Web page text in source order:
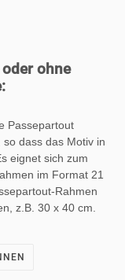
ohne
Passepartout
dass das Motiv in
eignet sich zum
im Format 21
Rahmen
z.B. 30 x 40 cm.